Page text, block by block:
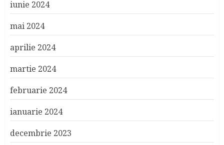
iunie 2024
mai 2024
aprilie 2024
martie 2024
februarie 2024
ianuarie 2024
decembrie 2023